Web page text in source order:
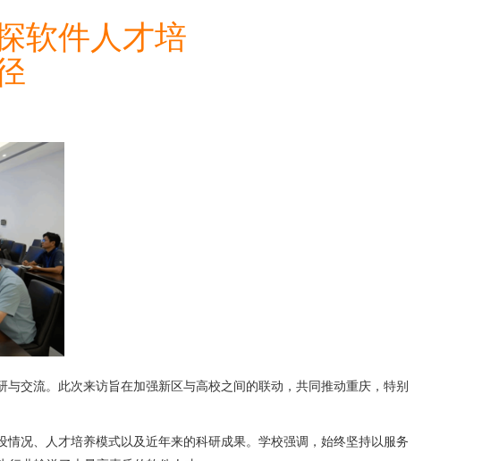
软件人才培
交流。此次来访旨在加强新区与高校之间的联动，共同推动重庆，特别
况、人才培养模式以及近年来的科研成果。学校强调，始终坚持以服务